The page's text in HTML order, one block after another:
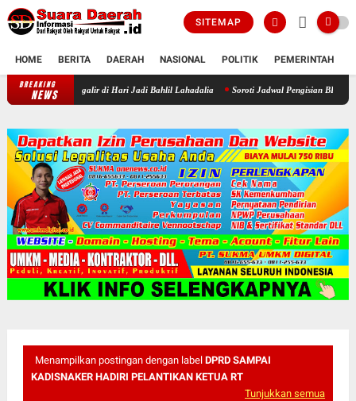
SITEMAP
HOME BERITA DAERAH NASIONAL POLITIK PEMERINTAH
BREAKING
NEWS
Mengalir di Hari Jadi Bahlil Lahadalia Soroti Jadwal Pengisian BPD, DPRD
Menampilkan postingan dengan label DPRD SAMPAI
KADISNAKER HADIRI PELANTIKAN KETUA RT
Tunjukkan semua